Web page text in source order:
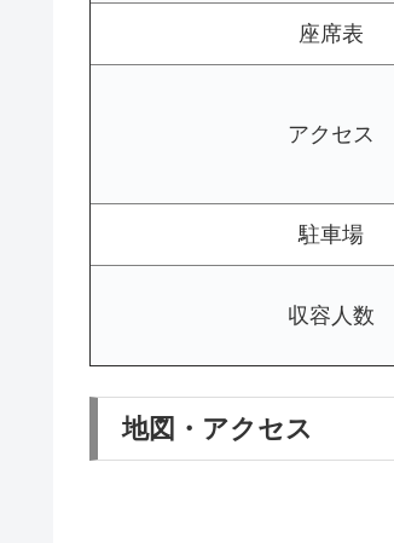
座席表
アクセス
駐車場
収容人数
地図・アクセス